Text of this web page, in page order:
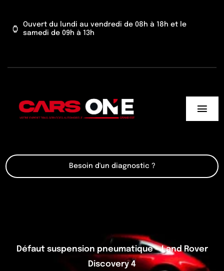
contenu
Ouvert du lundi au vendredi de 08h à 18h et le
samedi de 09h à 13h
Besoin d'un diagnostic ?
Défaut suspension pneumatique – Land Rover
Discovery 4